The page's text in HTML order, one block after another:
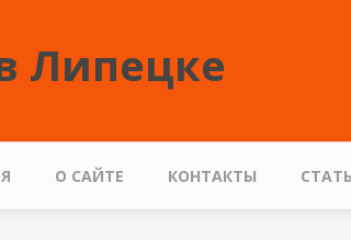
Липецке
О САЙТЕ КОНТАКТЫ